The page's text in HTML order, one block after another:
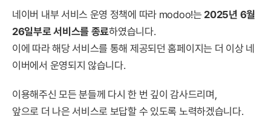
네이버 내부 서비스 운영 정책에 따라 modoo!는 2025년 6월
26일부로 서비스를 종료하였습니다.
이에 따라 해당 서비스를 통해 제공되던 홈페이지는 더 이상 네
이버에서 운영되지 않습니다.
이용해주신 모든 분들께 다시 한 번 깊이 감사드리며,
앞으로 더 나은 서비스로 보답할 수 있도록 노력하겠습니다.